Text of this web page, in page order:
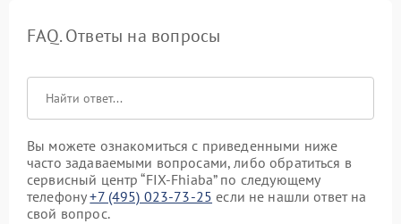
FAQ. Ответы на вопросы
Вы можете ознакомиться с приведенными ниже
часто задаваемыми вопросами, либо обратиться в
сервисный центр “FIX-Fhiaba” по следующему
телефону+7 (495) 023-73-25 если не нашли ответ на
свой вопрос.